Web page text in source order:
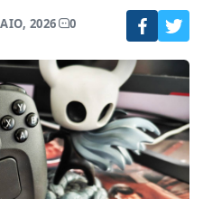
2026 0